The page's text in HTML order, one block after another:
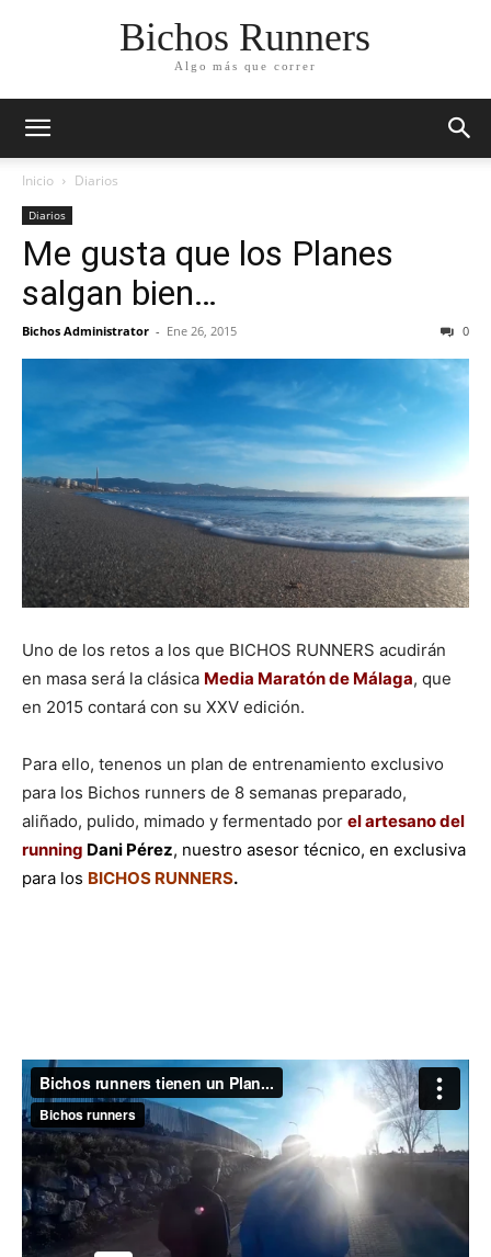
Bichos Runners
Algo más que correr
Inicio Diarios
Diarios
Me gusta que los Planes
salgan bien…
Bichos Administrator - Ene 26, 2015 0
Uno de los retos a los que BICHOS RUNNERS acudirán
en masa será la clásica Media Maratón de Málaga, que
en 2015 contará con su XXV edición.
Para ello, tenenos un plan de entrenamiento exclusivo
para los Bichos runners de 8 semanas preparado,
aliñado, pulido, mimado y fermentado por el artesano del
running Dani Pérez, nuestro asesor técnico, en exclusiva
para los BICHOS RUNNERS.